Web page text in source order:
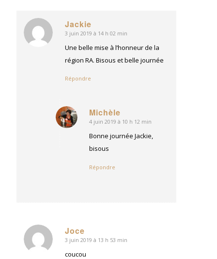
Jackie
dit
3 juin 2019 à 14 h 02 min
Une belle mise à l’honneur de la
région RA. Bisous et belle journée
Répondre
Michèle
dit
4 juin 2019 à 10 h 12 min
Bonne journée Jackie,
bisous
Répondre
Joce
dit
:
3 juin 2019 à 13 h 53 min
coucou